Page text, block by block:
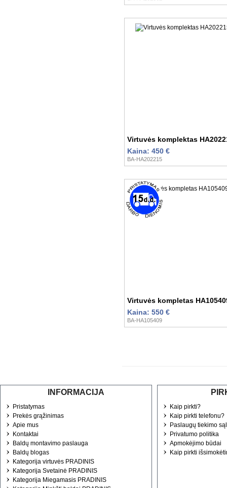
Virtuvės komplektas
Kaina: 450 €
BA-HA202215
Virtuvės kompletas
Kaina: 550 €
BA-HA105409
INFORMACIJA
Pristatymas
Prekės grąžinimas
Apie mus
Kontaktai
Baldų montavimo paslauga
Baldų blogas
Kategorija virtuvės PRADINIS
Kategorija Svetainė PRADINIS
Kategorija Miegamasis PRADINIS
Kaip pirkti?
Kaip pirkti telefonu?
Paslaugų tiekimo
Privatumo politika
Apmokėjimo būdai
Kaip pirkti